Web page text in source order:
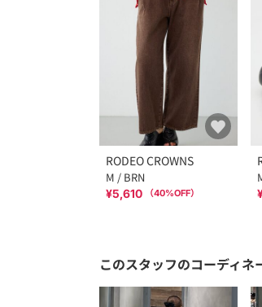
RODEO CROWNS
M / BRN
¥5,610 （40%OFF）
このスタッフのコーディネ